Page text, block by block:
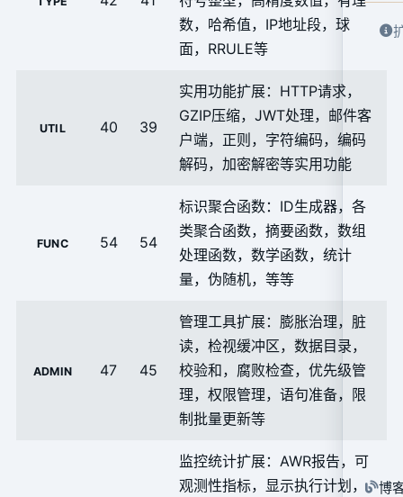
博
数，哈希值，IP地址段，球
面，RRULE等
UTIL 40 39
实用功能扩展：HTTP请求，
GZIP压缩，JWT处理，邮件客
户端，正则，字符编码，编码
解码，加密解密等实用功能
FUNC 54 54
标识聚合函数：ID生成器，各
类聚合函数，摘要函数，数组
处理函数，数学函数，统计
量，伪随机，等等
ADMIN 47 45
管理工具扩展：膨胀治理，脏
读，检视缓冲区，数据目录，
校验和，腐败检查，优先级管
理，权限管理，语句准备，限
制批量更新等
监控统计扩展：AWR报告，可
观测性指标，显示执行计划，